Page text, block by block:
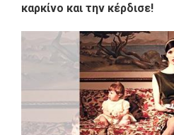
καρκίνο και την κέρδισε!